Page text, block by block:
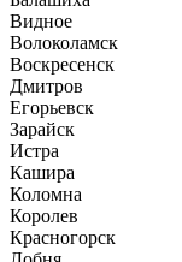
Видное
Волоколамск
Воскресенск
Дмитров
Егорьевск
Зарайск
Истра
Кашира
Коломна
Королев
Красногорск